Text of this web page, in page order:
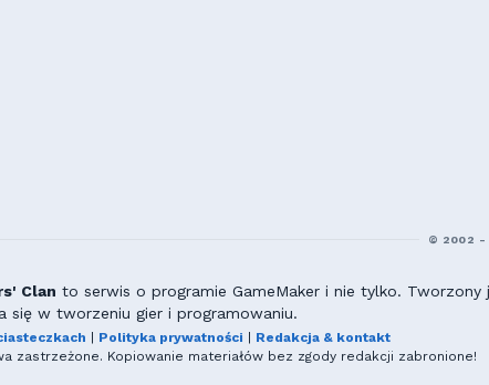
© 2002 -
Clan to serwis o programie GameMaker i nie tylko.
się w tworzeniu gier i programowaniu.
Polityka prywatności
Redakcja & kontakt
zastrzeżone. Kopiowanie materiałów bez zgody redakcji zabronione!